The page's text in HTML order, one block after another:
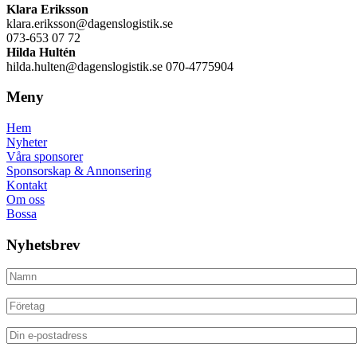
Klara Eriksson
klara.eriksson@dagenslogistik.se
073-653 07 72
Hilda Hultén
hilda.hulten@dagenslogistik.se 070-4775904
Meny
Hem
Nyheter
Våra sponsorer
Sponsorskap & Annonsering
Kontakt
Om oss
Bossa
Nyhetsbrev